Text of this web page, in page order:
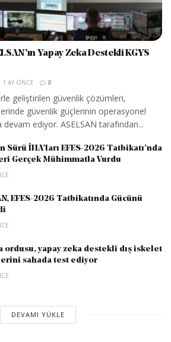
Yapay Zeka Destekli KGYS
1 AY ÖNCE 0
geliştirilen güvenlik çözümleri,
güvenlik güçlerinin operasyonel
ediyor. ASELSAN tarafından...
Sürü İHA’ları EFES-2026 Tatbikatı’nda
Gerçek Mühimmatla Vurdu
EFES-2026 Tatbikatında Gücünü
ordusu, yapay zeka destekli dış iskelet
sahada test ediyor
DEVAMI YÜKLE